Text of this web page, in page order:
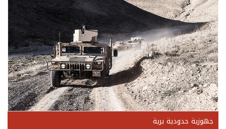
جهوزية حدودية برية